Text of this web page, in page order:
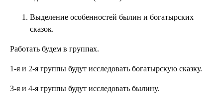
Выделение особенностей былин и богатырских
сказок.
Работать будем в группах.
1-я и 2-я группы будут исследовать богатырскую сказку.
3-я и 4-я группы будут исследовать былину.